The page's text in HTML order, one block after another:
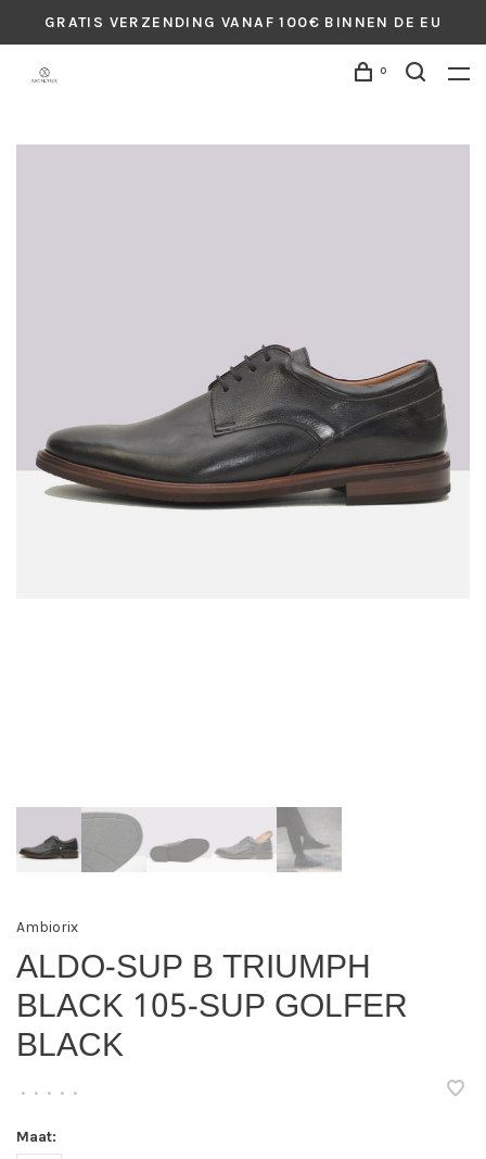
GRATIS VERZENDING VANAF 100€ BINNEN DE EU
0
Ambiorix
ALDO-SUP B TRIUMPH
BLACK 105-SUP GOLFER
BLACK
• • • • •
Maat: